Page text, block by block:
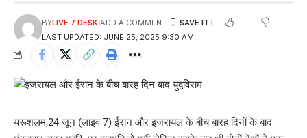
LAST UPDATED: JUNE 25, 2025 9:30 AM
BYLIVE 7 DESK ADD A COMMENT
यरूशलम,24 जून (लाइव 7) ईरान और इजरायल के बीच बारह दिनों के बाद